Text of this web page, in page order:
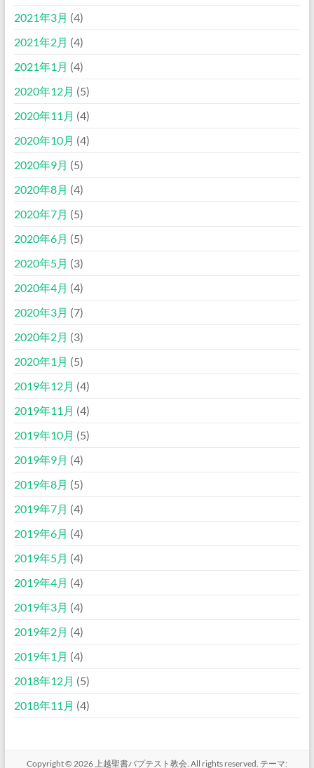
2021年3月 (4)
2021年2月 (4)
2021年1月 (4)
2020年12月 (5)
2020年11月 (4)
2020年10月 (4)
2020年9月 (5)
2020年8月 (4)
2020年7月 (5)
2020年6月 (5)
2020年5月 (3)
2020年4月 (4)
2020年3月 (7)
2020年2月 (3)
2020年1月 (5)
2019年12月 (4)
2019年11月 (4)
2019年10月 (5)
2019年9月 (4)
2019年8月 (5)
2019年7月 (4)
2019年6月 (4)
2019年5月 (4)
2019年4月 (4)
2019年3月 (4)
2019年2月 (4)
2019年1月 (4)
2018年12月 (5)
2018年11月 (4)
Copyright © 2026上越聖書バプテスト教会. All rights reserved. テーマ: